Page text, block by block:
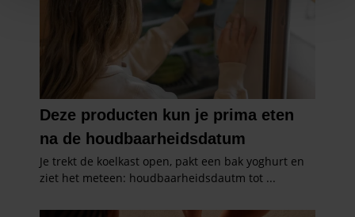
personaliseren, om functies voor social media te bieden
en om ons websiteverkeer te analyseren. Ook delen we
informatie over uw gebruik van onze site met onze
partners voor social media, adverteren en analyse. Deze
partners kunnen deze gegevens combineren met andere
informatie die u aan ze heeft verstrekt of die ze hebben
verzameld op basis van uw gebruik van hun services. U
gebruiken.